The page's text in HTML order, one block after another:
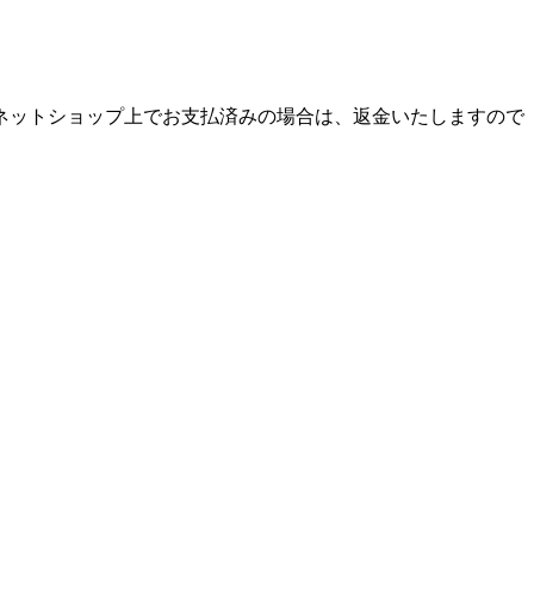
トショップ上でお支払済みの場合は、返金いたしますので